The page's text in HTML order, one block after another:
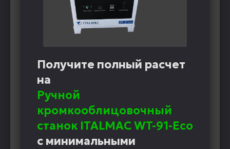
Получите полный расчет
на
Ручной
кромкооблицовочный
станок ITALMAC WT-91-Eco
с минимальными